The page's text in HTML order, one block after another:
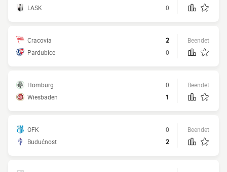
LASK
0
Cracovia
2
Pardubice
0
Beendet
Homburg
0
Wiesbaden
1
Beendet
OFK
0
Budućnost
2
Beendet